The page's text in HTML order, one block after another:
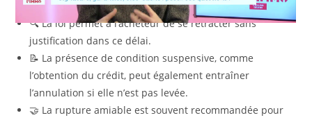
🔍 La loi permet à l’acheteur de se rétracter sans
justification dans ce délai.
📝 La présence de condition suspensive, comme
l’obtention du crédit, peut également entraîner
l’annulation si elle n’est pas levée.
🤝 La rupture amiable est souvent recommandée pour